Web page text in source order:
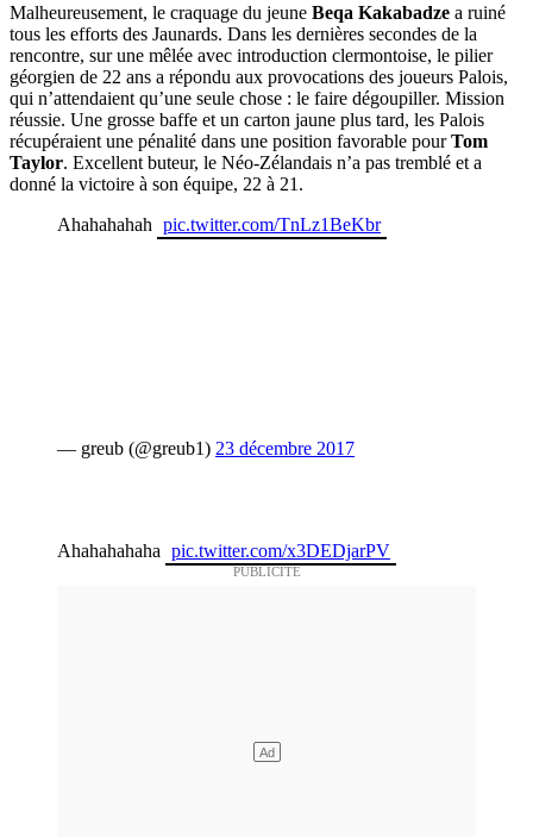
Malheureusement, le craquage du jeune Beqa Kakabadze a ruiné
tous les efforts des Jaunards. Dans les dernières secondes de la
rencontre, sur une mêlée avec introduction clermontoise, le pilier
géorgien de 22 ans a répondu aux provocations des joueurs Palois,
qui n’attendaient qu’une seule chose : le faire dégoupiller. Mission
réussie. Une grosse baffe et un carton jaune plus tard, les Palois
récupéraient une pénalité dans une position favorable pourTom
Taylor. Excellent buteur, le Néo-Zélandais n’a pas tremblé et a
donné la victoire à son équipe, 22 à 21.
Ahahahahah pic.twitter.com/TnLz1BeKbr
— greub (@greub1) 23 décembre 2017
Ahahahahaha pic.twitter.com/x3DEDjarPV